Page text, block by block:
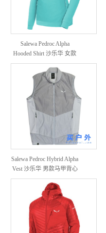
Salewa Pedroc Alpha
Hooded Shirt 沙乐华 女款
连帽衫
Salewa Pedroc Hybrid Alpha
Vest 沙乐华 男款马甲背心